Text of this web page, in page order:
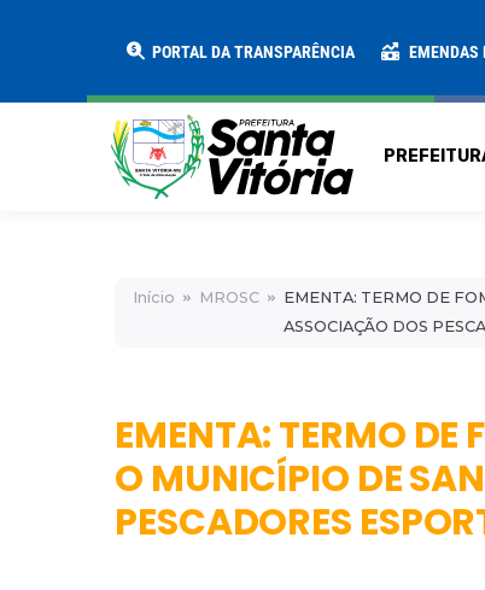
PORTAL DA TRANSPARÊNCIA EMENDAS
Início MROSC
EMENTA: TERMO DE
ASSOCIAÇÃO DOS
EMENTA: TERMO DE
O MUNICÍPIO DE
PESCADORES